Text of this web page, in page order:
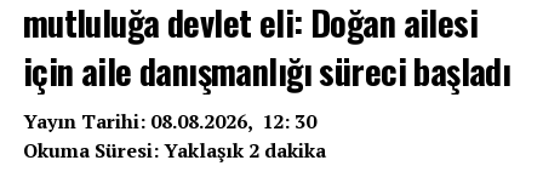
Mahallesi’ndeki bir zincir markete ait iş yerinde meydana
geldi. Marketin mutfak bölümünde tıkanan lavabo gideri,
işletme sorumlusu tarafından tesisatçıya haber verilmesi
üzerine çözüme kavuşturulmak istendi.
mutluluğa devlet eli: Doğan ailesi
için aile danışmanlığı süreci başladı
Yayın Tarihi: 08.08.2026, 12: 30
Okuma Süresi: Yaklaşık 2 dakika